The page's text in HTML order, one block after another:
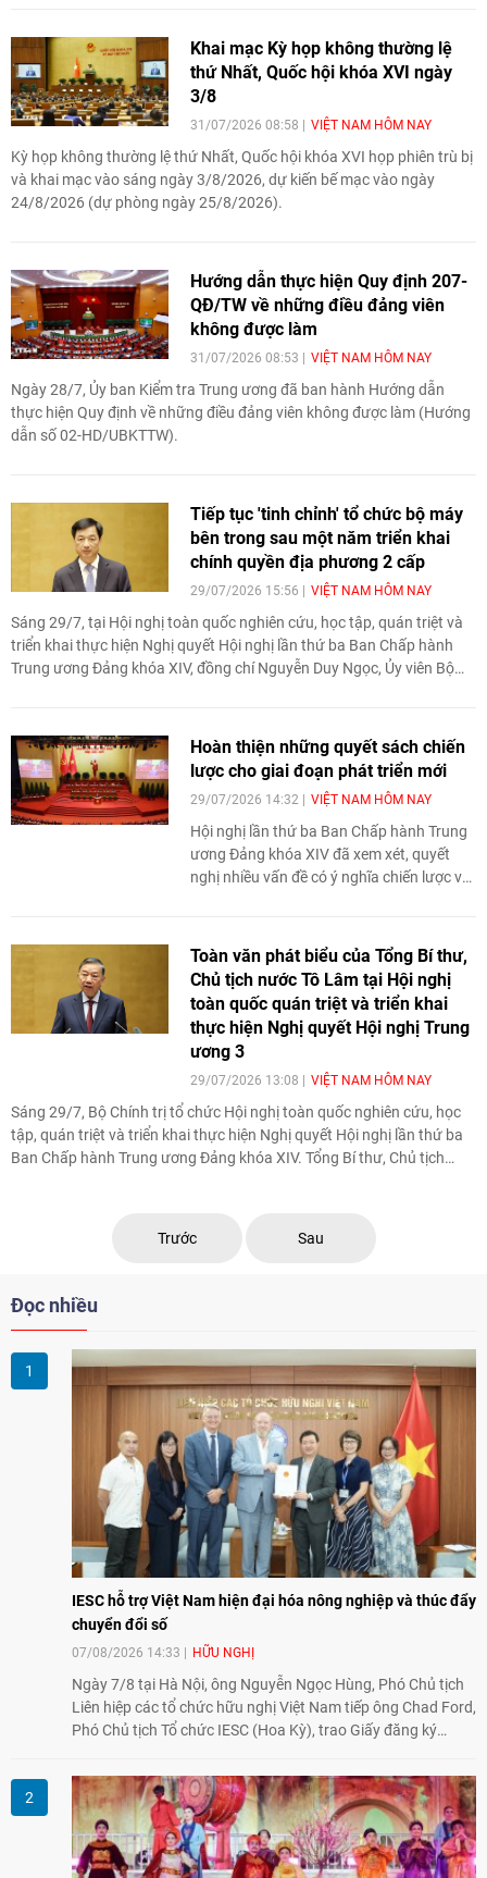
Khai mạc Kỳ họp không thường lệ
thứ Nhất, Quốc hội khóa XVI ngày
3/8
31/07/2026 08:58 VIỆT NAM HÔM NAY
Kỳ họp không thường lệ thứ Nhất, Quốc hội khóa XVI họp phiên trù bị
và khai mạc vào sáng ngày 3/8/2026, dự kiến bế mạc vào ngày
24/8/2026 (dự phòng ngày 25/8/2026).
Hướng dẫn thực hiện Quy định 207-
QĐ/TW về những điều đảng viên
không được làm
31/07/2026 08:53 VIỆT NAM HÔM NAY
Ngày 28/7, Ủy ban Kiểm tra Trung ương đã ban hành Hướng dẫn
thực hiện Quy định về những điều đảng viên không được làm (Hướng
dẫn số 02-HD/UBKTTW).
Tiếp tục 'tinh chỉnh' tổ chức bộ máy
bên trong sau một năm triển khai
chính quyền địa phương 2 cấp
29/07/2026 15:56 VIỆT NAM HÔM NAY
Sáng 29/7, tại Hội nghị toàn quốc nghiên cứu, học tập, quán triệt và
triển khai thực hiện Nghị quyết Hội nghị lần thứ ba Ban Chấp hành
Trung ương Đảng khóa XIV, đồng chí Nguyễn Duy Ngọc, Ủy viên Bộ
hiệu quả mô hình tổ chức tổng thể của hệ thống chính trị, mô hình
chính quyền địa phương 2 cấp".
Hoàn thiện những quyết sách chiến
lược cho giai đoạn phát triển mới
29/07/2026 14:32 VIỆT NAM HÔM NAY
Hội nghị lần thứ ba Ban Chấp hành Trung
ương Đảng khóa XIV đã xem xét, quyết
nghị nhiều vấn đề có ý nghĩa chiến lược về
và tổ chức bộ máy. Những quyết sách
được thông qua tạo cơ sở chính trị quan
trọng để thực hiện thắng lợi Nghị quyết Đại
hội XIV của Đảng, đồng thời đáp ứng yêu
cầu phát triển đất nước trong giai đoạn
mới.
Toàn văn phát biểu của Tổng Bí thư,
Chủ tịch nước Tô Lâm tại Hội nghị
toàn quốc quán triệt và triển khai
thực hiện Nghị quyết Hội nghị Trung
ương 3
29/07/2026 13:08 VIỆT NAM HÔM NAY
Sáng 29/7, Bộ Chính trị tổ chức Hội nghị toàn quốc nghiên cứu, học
tập, quán triệt và triển khai thực hiện Nghị quyết Hội nghị lần thứ ba
Ban Chấp hành Trung ương Đảng khóa XIV. Tổng Bí thư, Chủ tịch
Trước Sau
Đọc nhiều
IESC hỗ trợ Việt Nam hiện đại hóa nông nghiệp và thúc đẩy
chuyển đổi số
07/08/2026 14:33 HỮU NGHỊ
Ngày 7/8 tại Hà Nội, ông Nguyễn Ngọc Hùng, Phó Chủ tịch
Liên hiệp các tổ chức hữu nghị Việt Nam tiếp ông Chad Ford,
Phó Chủ tịch Tổ chức IESC (Hoa Kỳ), trao Giấy đăng ký
đổi về định hướng triển khai Dự án "Mở rộng Thương mại
Nông nghiệp và An toàn thực phẩm Hoa Kỳ - Việt Nam",
hướng tới thúc đẩy chuyển đổi số, hiện đại hóa nông nghiệp
và mở rộng hợp tác phát triển giữa hai nước.